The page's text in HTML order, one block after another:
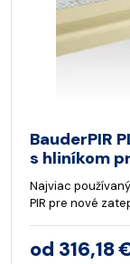
BauderPIR
s hliníkom
Najviac
PIR pre nové
od 316,18